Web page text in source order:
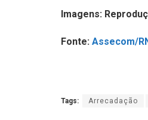
Imagens:
Fonte: Assecom/
Tags: Arrecadação